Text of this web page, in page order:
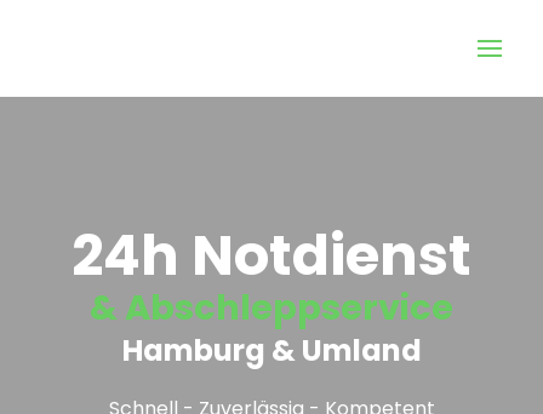
24h Notdienst
& Abschleppservice
Hamburg & Umland